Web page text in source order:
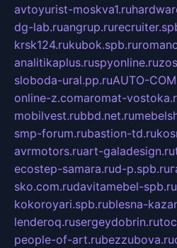
avtoyurist-moskva1.ru
dg-lab.ruangrup.ru
krsk124.rukubok.spb.ru
analitikaplus.ruspyonline.ru
sloboda-ural.pp.ruAUTO-
online-z.comaromat-
mobilvest.rubbd.net.ru
smp-forum.rubastion-td.ru
avrmotors.ruart-galadesign.ru
ecostep-samara.rud-p.spb.ru
sko.com.rudavitamebel-spb.ru
kokoroyari.spb.rublesna-
lenderoq.rusergeydobrin.ru
people-of-art.rubezzubova.ru